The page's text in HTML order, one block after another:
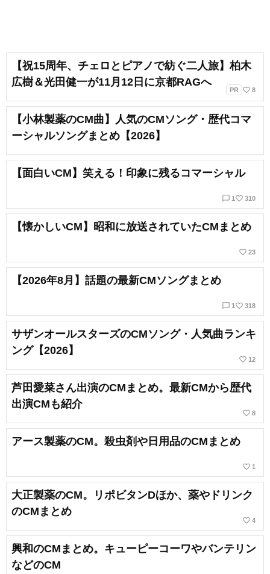
【祝15周年、チェロとピアノで紡ぐ二人旅】柏木
広樹＆光田健一が11月12日に京都RAGへ
PR favorite_border 8
【小林製薬のCM曲】人気のCMソング・歴代コマ
ーシャルソングまとめ【2026】
【面白いCM】笑える！印象に残るコマーシャル
chat_bubble_outline 1 favorite_border 310
【懐かしいCM】昭和に放送されていたCMまとめ
favorite_border 23
【2026年8月】話題の最新CMソングまとめ
chat_bubble_outline 1 favorite_border 318
サザンオールスターズのCMソング・人気曲ランキ
ング【2026】
favorite_border 12
芦田愛菜さん出演のCMまとめ。最新CMから歴代
出演CMも紹介
favorite_border 8
アース製薬のCM。殺虫剤や日用品のCMまとめ
favorite_border 1
大正製薬のCM。リポビタンDほか、薬やドリンク
のCMまとめ
favorite_border 4
興和のCMまとめ。キューピーコーワやバンテリン
などのCM